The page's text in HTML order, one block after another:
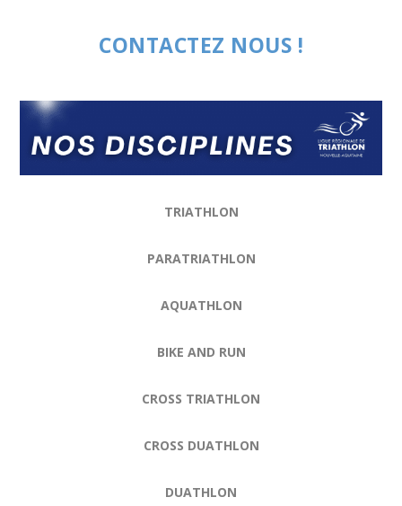
CONTACTEZ NOUS !
TRIATHLON
PARATRIATHLON
AQUATHLON
BIKE AND RUN
CROSS TRIATHLON
CROSS DUATHLON
DUATHLON